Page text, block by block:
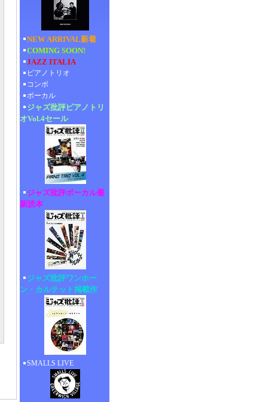
NEW ARRIVAL新着
COMING SOON!
JAZZ ITALIA
ピアノトリオ
コンボ
ボーカル
ジャズ批評ピアノトリ
オVol.4セール
ジャズ批評ボーカル最
新読本
ジャズ批評ワンホー
ン・カルテット掲載作
SMALLS LIVE